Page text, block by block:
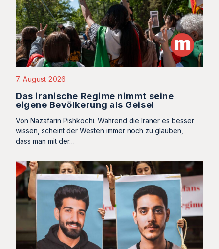
7. August 2026
Das iranische Regime nimmt seine
eigene Bevölkerung als Geisel
Von Nazafarin Pishkoohi. Während die Iraner es besser
wissen, scheint der Westen immer noch zu glauben,
dass man mit der…